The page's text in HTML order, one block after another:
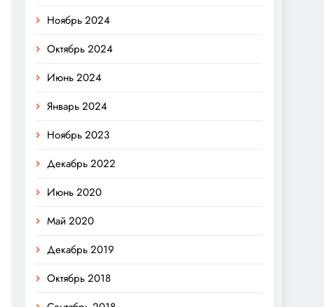
Ноябрь 2024
Октябрь 2024
Июнь 2024
Январь 2024
Ноябрь 2023
Декабрь 2022
Июнь 2020
Май 2020
Декабрь 2019
Октябрь 2018